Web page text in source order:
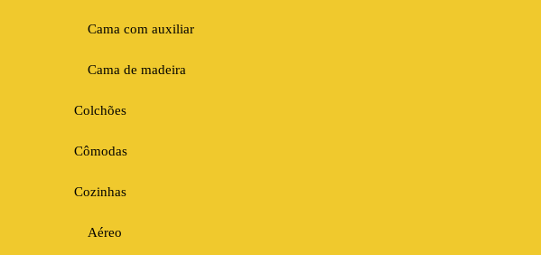
Cama com auxiliar
Cama de madeira
Colchões
Cômodas
Cozinhas
Aéreo